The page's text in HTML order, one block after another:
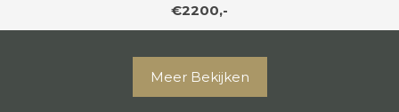
€2200,-
Meer Bekijken